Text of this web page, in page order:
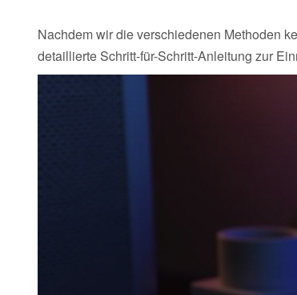
Nachdem wir die verschiedenen Methoden
detaillierte Schritt-für-Schritt-Anleitung zur